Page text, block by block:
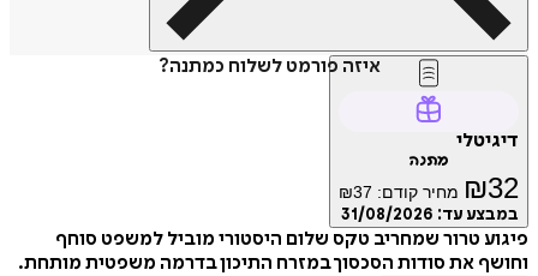
איזה פורמט לשלוח כמתנה?
דיגיטלי
מתנה
₪32 מחיר קודם: ₪37
במבצע עד: 31/08/2026
פיגוע טרור שמחריב טקס שלום היסטורי מוביל למשפט סוחף
וחושף את סודות הסכסוך במזרח התיכון בדרמה משפטית מותחת.